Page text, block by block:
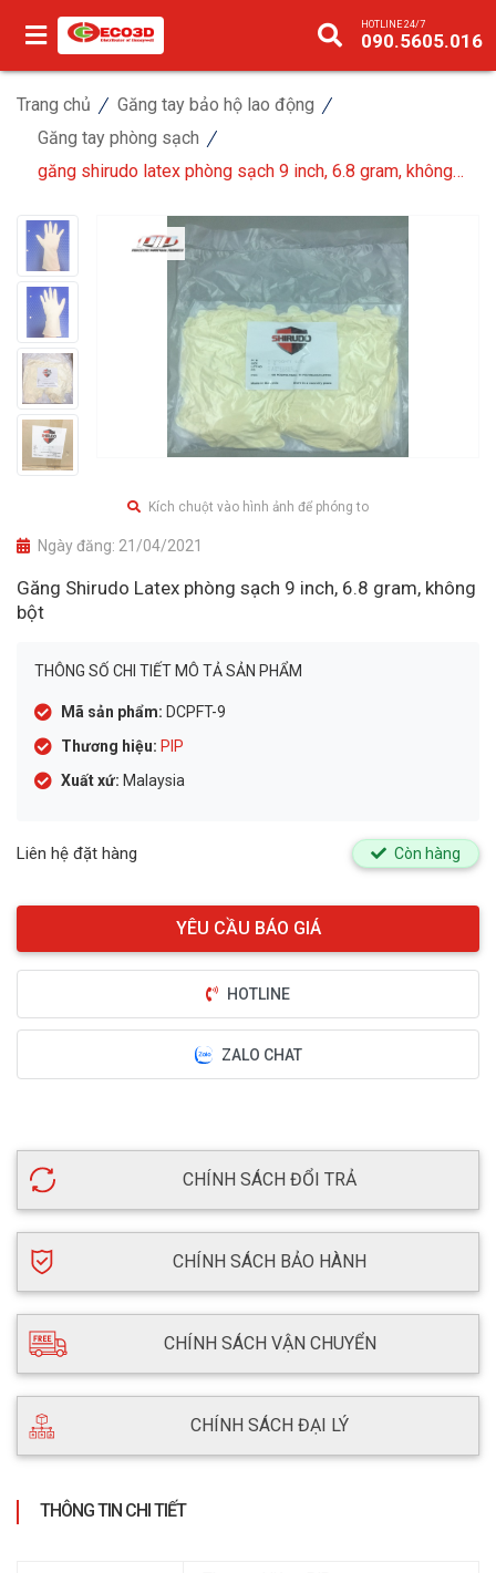
HOTLINE 24/7
090.5605.016
Trang chủ
Găng tay bảo hộ lao động
Găng tay phòng sạch
găng shirudo latex phòng sạch 9 inch, 6.8 gram, không
Kích chuột vào hình ảnh để phóng to
Ngày đăng: 21/04/2021
Găng Shirudo Latex phòng sạch 9 inch, 6.8 gram, không
bột
THÔNG SỐ CHI TIẾT MÔ TẢ SẢN PHẨM
Mã sản phẩm: DCPFT-9
Thương hiệu: PIP
Xuất xứ: Malaysia
Liên hệ đặt hàng Còn hàng
HOTLINE
ZALO CHAT
CHÍNH SÁCH ĐỔI TRẢ
CHÍNH SÁCH BẢO HÀNH
CHÍNH SÁCH VẬN CHUYỂN
CHÍNH SÁCH ĐẠI LÝ
THÔNG TIN CHI TIẾT